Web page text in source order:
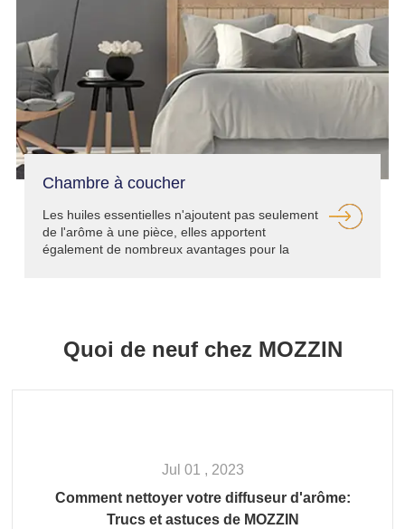
Chambre à coucher
Les huiles essentielles n'ajoutent pas seulement
de l'arôme à une pièce, elles apportent
également de nombreux avantages pour la
Quoi de neuf chez MOZZIN
Jul 01 , 2023
Comment nettoyer votre diffuseur d'arôme:
Trucs et astuces de MOZZIN